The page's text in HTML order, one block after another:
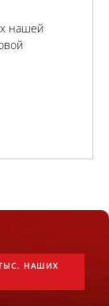
нашей
НАШИХ